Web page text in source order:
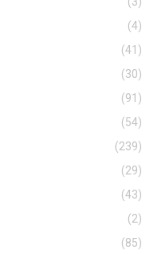
(4)
(41)
(30)
(91)
(54)
(239)
(29)
(43)
(2)
(85)